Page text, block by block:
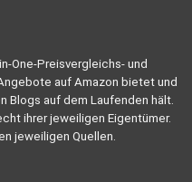
One-Preisvergleichs- und
auf Amazon bietet und
Blogs auf dem Laufenden hält.
ihrer jeweiligen Eigentümer.
jeweiligen Quellen.